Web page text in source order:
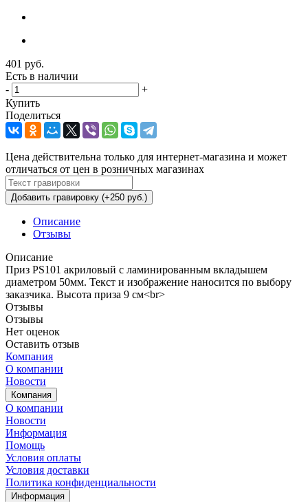
401 руб.
Есть в наличии
-
+
Купить
Поделиться
Цена действительна только для интернет-магазина и может
отличаться от цен в розничных магазинах
Добавить гравировку (+250 руб.)
Описание
Отзывы
Описание
Приз PS101 акриловый с ламинированным вкладышем
диаметром 50мм. Текст и изображение наносится по выбору
заказчика. Высота приза 9 см<br>
Отзывы
Отзывы
Нет оценок
Оставить отзыв
Компания
О компании
Новости
Компания
О компании
Новости
Информация
Помощь
Условия оплаты
Условия доставки
Политика конфиденциальности
Информация